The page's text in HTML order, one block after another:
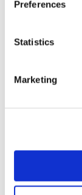
Preferences
Statistics
Marketing